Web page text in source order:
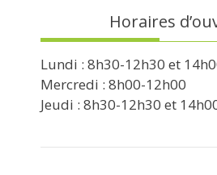
Horaires
Lundi : 8h30-12h30 et
Mercredi : 8h00-12h00
Jeudi : 8h30-12h30 et